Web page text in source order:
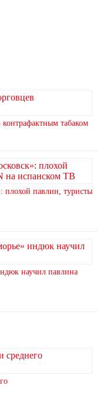
табаком
плохой павлин, туристы
научил павлина